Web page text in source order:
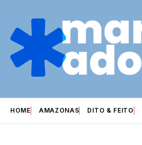
HOME AMAZONAS DITO & FEITO